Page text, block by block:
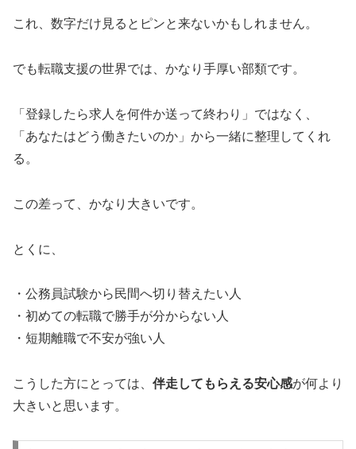
これ、数字だけ見るとピンと来ないかもしれません。
でも転職支援の世界では、かなり手厚い部類です。
「登録したら求人を何件か送って終わり」ではなく、
「あなたはどう働きたいのか」から一緒に整理してくれ
る。
この差って、かなり大きいです。
とくに、
・公務員試験から民間へ切り替えたい人
・初めての転職で勝手が分からない人
・短期離職で不安が強い人
こうした方にとっては、 伴走してもらえる安心感が何より
大きいと思います。